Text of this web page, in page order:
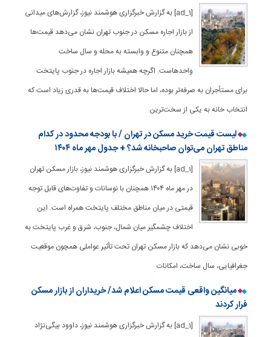
[ad_1] به گزارش خبرگزاری هوشمند نیوز، گزارش‌های میدانی
از بازار اجاره مسکن در جنوب تهران نشان می‌دهد قیمت‌ها
همچنان متنوع و وابسته به محله و سال ساخت
واحدهاست. اگرچه همیشه بازار اجاره در جنوب پایتخت
برای مستأجران به‌ صرفه‌تر بوده، اما حالا اختلاف قیمت‌ها به‌ قدری زیاد است که
انتخاب خانه به یکی از سخت‌ترین
لیست قیمت خرید مسکن در تهران / با بودجه محدود در کدام
مناطق تهران می‌توان صاحبخانه شد؟ + جدول مهر ماه ۱۴۰۴
[ad_1] به گزارش خبرگزاری هوشمند نیوز، بازار مسکن تهران
در مهر ماه ۱۴۰۴ همچنان با نوسانات و تفاوت‌های قابل توجه
قیمتی در میان مناطق مختلف پایتخت همراه است. این
اختلاف چشمگیر میان شمال، جنوب، شرق و غرب پایتخت به
خوبی نشان می‌دهد که بازار مسکن تهران تحت تأثیر عواملی همچون موقعیت
جغرافیایی، سال ساخت، امکانات
میانگین واقعی قیمت مسکن اعلام شد/ خریداران از بازار مسکن
فرار کردند
[ad_1] به گزارش خبرگزاری هوشمند نیوز، داوود بیگی‌نژاد